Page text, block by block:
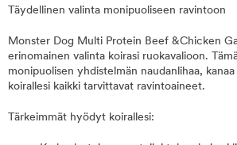
Täydellinen valinta monipuoliseen ravintoon
Monster Dog Multi Protein Beef &Chicken
erinomainen valinta koirasi ruokavalioon.
monipuolisen yhdistelmän naudanlihaa,
koirallesi kaikki tarvittavat ravintoaineet.
Tärkeimmät hyödyt koirallesi: